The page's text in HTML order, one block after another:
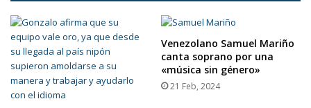
Venezolano Samuel Mariño
canta soprano por una
«música sin género»
21 Feb, 2024